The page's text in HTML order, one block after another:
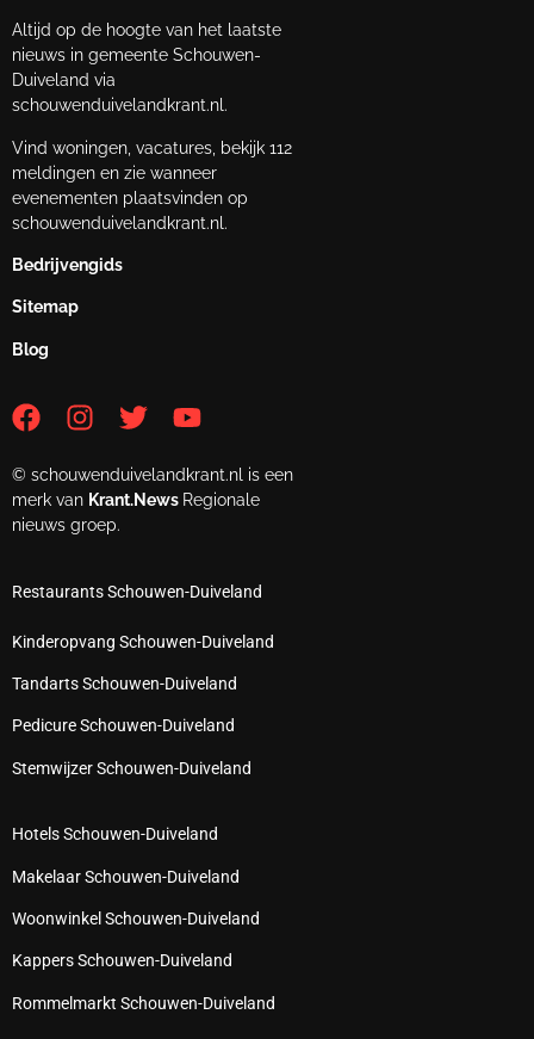
Altijd op de hoogte van het laatste
nieuws in gemeente Schouwen-
Duiveland via
schouwenduivelandkrant.nl.
Vind woningen, vacatures, bekijk 112
meldingen en zie wanneer
evenementen plaatsvinden op
schouwenduivelandkrant.nl.
Bedrijvengids
Sitemap
Blog
© schouwenduivelandkrant.nl is een
merk van Krant.News Regionale
nieuws groep.
Restaurants Schouwen-Duiveland
Kinderopvang Schouwen-Duiveland
Tandarts Schouwen-Duiveland
Pedicure Schouwen-Duiveland
Stemwijzer Schouwen-Duiveland
Hotels Schouwen-Duiveland
Makelaar Schouwen-Duiveland
Woonwinkel Schouwen-Duiveland
Kappers Schouwen-Duiveland
Rommelmarkt Schouwen-Duiveland